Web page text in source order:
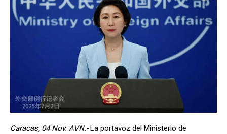
Caracas, 04 Nov. AVN.-La portavoz del Ministerio de